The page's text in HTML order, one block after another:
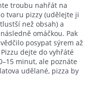
troubu nahřát na
tvaru pizzy (udělejte ji
než obsah) a
omáčkou. Pak
posypat sýrem až
dejte do vyhřáté
minut, ale poznáte
udělané, pizza by